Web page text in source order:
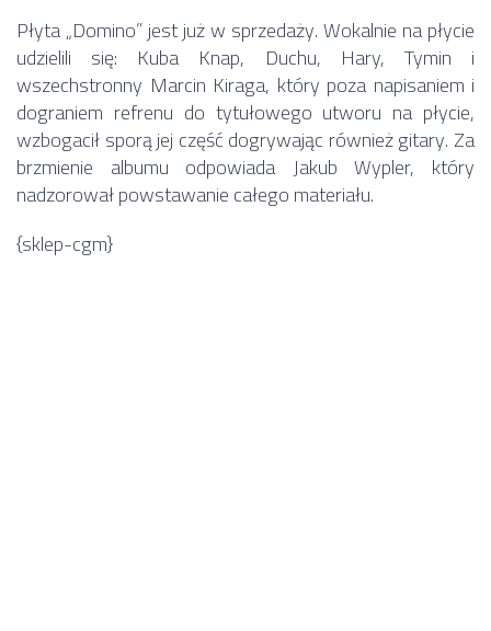
Płyta „Domino” jest już w sprzedaży. Wokalnie na płycie
udzielili się: Kuba Knap, Duchu, Hary, Tymin i
wszechstronny Marcin Kiraga, który poza napisaniem i
dograniem refrenu do tytułowego utworu na płycie,
wzbogacił sporą jej część dogrywając również gitary. Za
brzmienie albumu odpowiada Jakub Wypler, który
nadzorował powstawanie całego materiału.
{sklep-cgm}